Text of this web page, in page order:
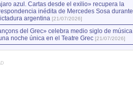
azul. Cartas desde el exilio» recupera la
inédita de Mercedes Sosa durante
argentina [21/07/2026]
del Grec» celebra medio siglo de música
noche única en el Teatre Grec [21/07/2026]